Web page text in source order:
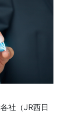
各社（JR西日